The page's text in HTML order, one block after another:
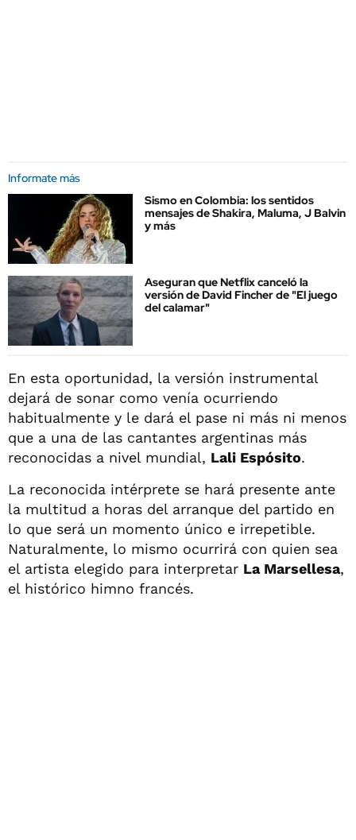
Informate más
Sismo en Colombia: los sentidos
mensajes de Shakira, Maluma, J Balvin
y más
Aseguran que Netflix canceló la
versión de David Fincher de "El juego
del calamar"
En esta oportunidad, la versión instrumental
dejará de sonar como venía ocurriendo
habitualmente y le dará el pase ni más ni menos
que a una de las cantantes argentinas más
reconocidas a nivel mundial, Lali Espósito.
La reconocida intérprete se hará presente ante
la multitud a horas del arranque del partido en
lo que será un momento único e irrepetible.
Naturalmente, lo mismo ocurrirá con quien sea
el artista elegido para interpretar La Marsellesa,
el histórico himno francés.